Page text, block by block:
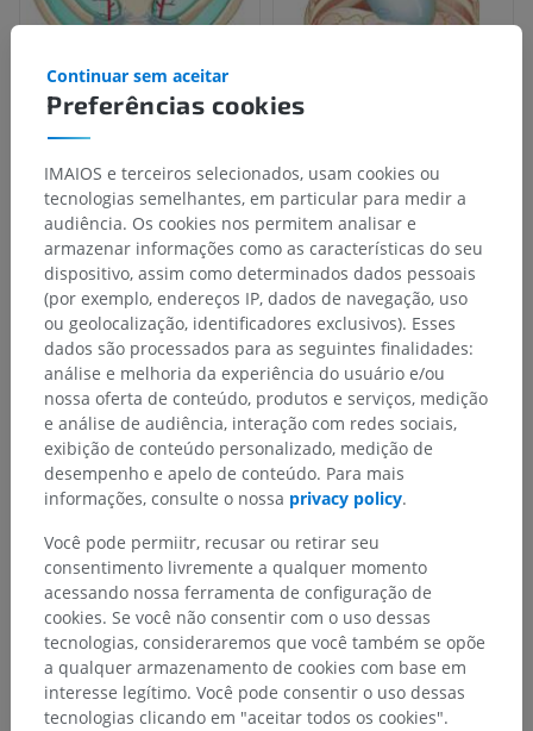
Preferências cookies
Continuar sem aceitar
IMAIOS e terceiros selecionados, usam cookies ou
tecnologias semelhantes, em particular para medir a
audiência. Os cookies nos permitem analisar e
armazenar informações como as características do seu
dispositivo, assim como determinados dados pessoais
(por exemplo, endereços IP, dados de navegação, uso
ou geolocalização, identificadores exclusivos). Esses
dados são processados para as seguintes finalidades:
análise e melhoria da experiência do usuário e/ou
nossa oferta de conteúdo, produtos e serviços, medição
e análise de audiência, interação com redes sociais,
exibição de conteúdo personalizado, medição de
desempenho e apelo de conteúdo. Para mais
informações, consulte o nossa privacy policy.
Você pode permiitr, recusar ou retirar seu
consentimento livremente a qualquer momento
acessando nossa ferramenta de configuração de
cookies. Se você não consentir com o uso dessas
tecnologias, consideraremos que você também se opõe
a qualquer armazenamento de cookies com base em
interesse legítimo. Você pode consentir o uso dessas
tecnologias clicando em "aceitar todos os cookies".